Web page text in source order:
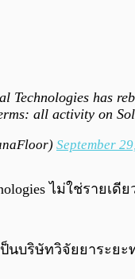
Technologies has
all activity on
September
ไม่ใช่ราย
ป็นบริษัทวิจัยยาระย